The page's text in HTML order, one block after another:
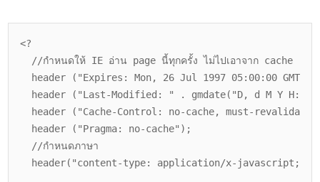
<?
//กำหนดให้ IE อ่าน page นี้ทุกครั้ง ไม่ไปเอาจาก cache
header ("Expires: Mon, 26 Jul 1997 05:00:00 GMT");
header ("Last-Modified: " . gmdate("D, d M Y
header ("Cache-Control: no-cache, must-
header ("Pragma: no-cache");
//กำหนดภาษา
header("content-type: application/x-javascript;